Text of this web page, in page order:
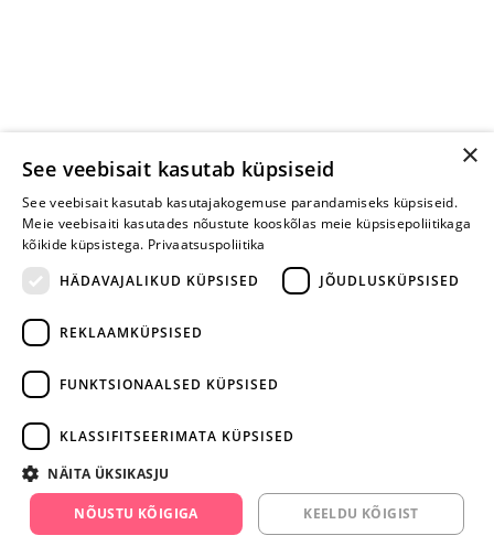
facebook.com/yesyes.ee
Instagram/yesyes.ee
×
See veebisait kasutab küpsiseid
See veebisait kasutab kasutajakogemuse parandamiseks küpsiseid.
Meie veebisaiti kasutades nõustute kooskõlas meie küpsisepoliitikaga
kõikide küpsistega. Privaatsuspoliitika
HÄDAVAJALIKUD KÜPSISED
JÕUDLUSKÜPSISED
REKLAAMKÜPSISED
FUNKTSIONAALSED KÜPSISED
KLASSIFITSEERIMATA KÜPSISED
NÄITA ÜKSIKASJU
NÕUSTU KÕIGIGA KEELDU KÕIGIST